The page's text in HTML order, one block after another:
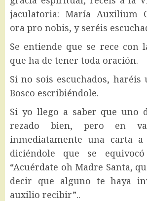
jaculatoria: María Auxilium
ora pro nobis, y seréis
Se entiende que se rece con
que ha de tener toda oración.
Si no sois escuchados,
Bosco escribiéndole.
Si yo llego a saber que uno
rezado bien, pero en
inmediatamente una carta a
diciéndole que se
“Acuérdate oh Madre Santa,
decir que alguno te haya
auxilio recibir”..